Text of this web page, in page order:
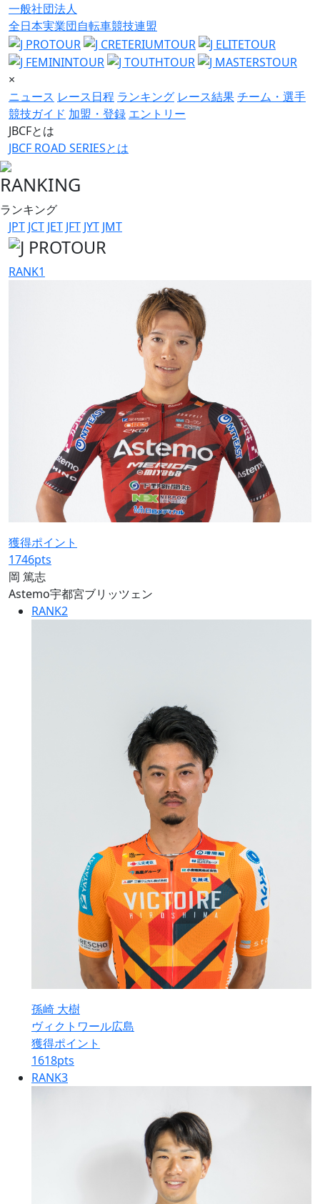
一般社団法人
全日本実業団自転車競技連盟
×
ニュース レース日程 ランキング レース結果チーム・選手
競技ガイド 加盟・登録 エントリー
JBCFとは
JBCF ROAD SERIESとは
RANKING
ランキング
JPT JCT JET JFT JYT JMT
RANK1
獲得ポイント
1746pts
岡 篤志
Astemo宇都宮ブリッツェン
RANK2
孫崎 大樹
ヴィクトワール広島
獲得ポイント
1618pts
RANK3